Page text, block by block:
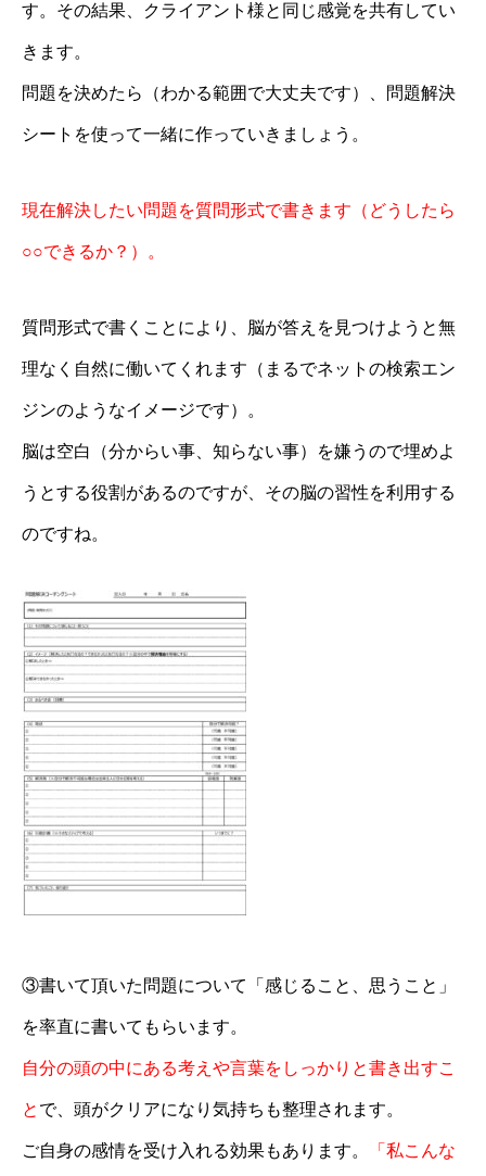
す。その結果、クライアント様と同じ感覚を共有してい
きます。
問題を決めたら（わかる範囲で大丈夫です）、問題解決
シートを使って一緒に作っていきましょう。
現在解決したい問題を質問形式で書きます（どうしたら
○○できるか？）。
質問形式で書くことにより、脳が答えを見つけようと無
理なく自然に働いてくれます（まるでネットの検索エン
ジンのようなイメージです）。
脳は空白（分からい事、知らない事）を嫌うので埋めよ
うとする役割があるのですが、その脳の習性を利用する
のですね。
③書いて頂いた問題について「感じること、思うこと」
を率直に書いてもらいます。
自分の頭の中にある考えや言葉をしっかりと書き出すこ
と で、頭がクリアになり気持ちも整理されます。
ご自身の感情を受け入れる効果もあります。 「私こんな